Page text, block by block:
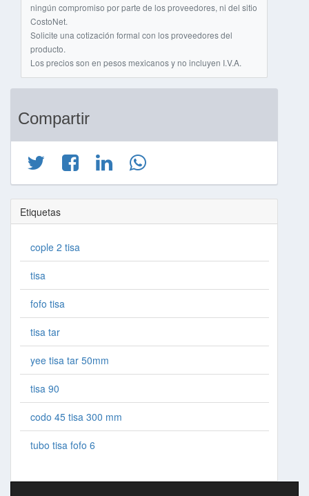
ningún compromiso por parte de los proveedores, ni del sitio
CostoNet.
Solicite una cotización formal con los proveedores del
producto.
Los precios son en pesos mexicanos y no incluyen I.V.A.
Compartir
Etiquetas
cople 2 tisa
tisa
fofo tisa
tisa tar
yee tisa tar 50mm
tisa 90
codo 45 tisa 300 mm
tubo tisa fofo 6